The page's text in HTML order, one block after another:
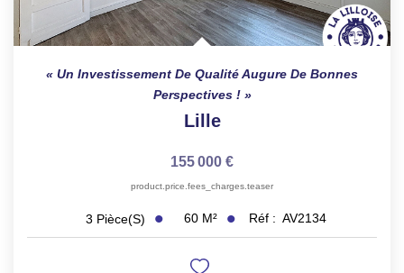
Un Investissement De Qualité Augure De Bonnes
Perspectives !
Lille
155 000 €
product.price.fees_charges.teaser
3 Pièce(s) 60 M² Réf : AV2134